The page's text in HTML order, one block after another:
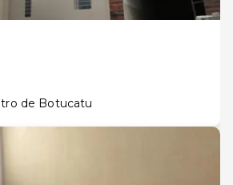
de Botucatu